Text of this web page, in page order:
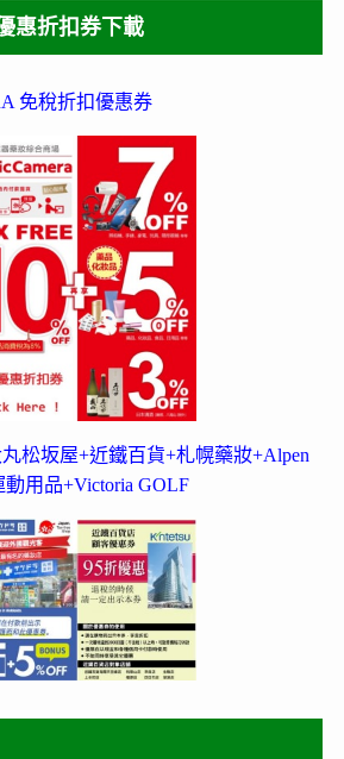
惠折扣券下載
免稅折扣優惠券
松坂屋+近鐵百貨+札幌藥妝+Alpen
動用品+Victoria GOLF